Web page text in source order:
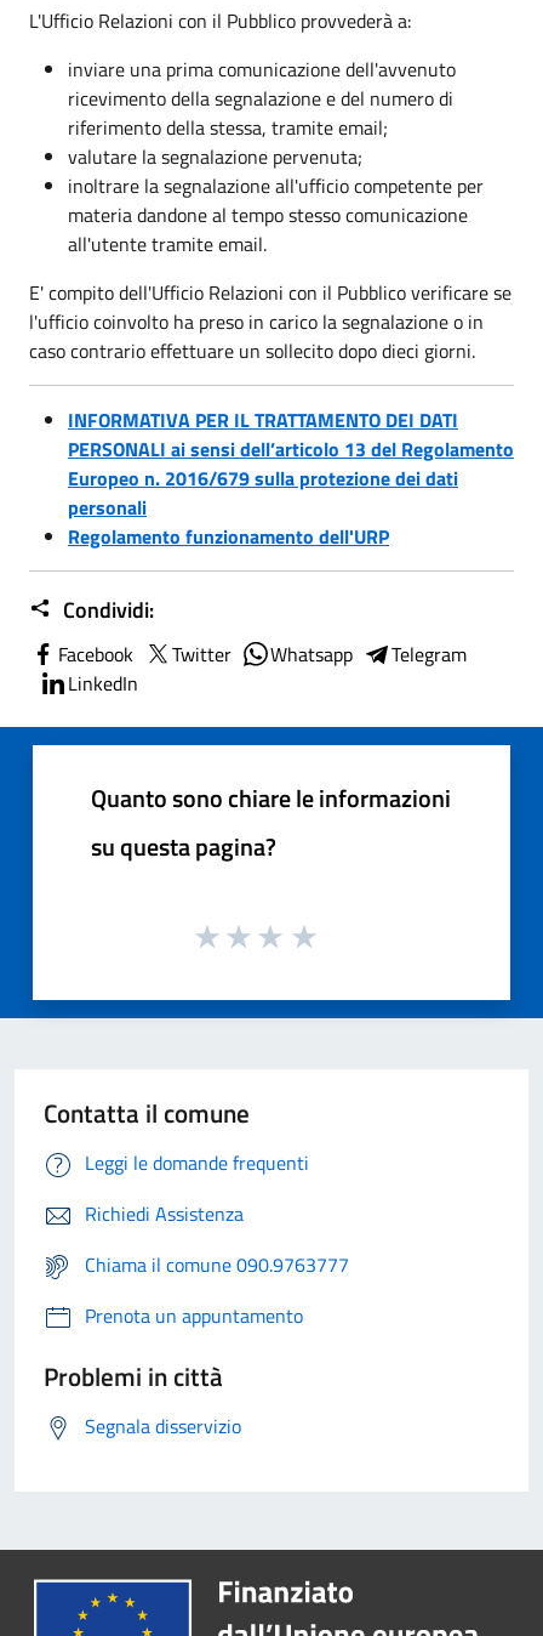
L'Ufficio Relazioni con il Pubblico provvederà a:
inviare una prima comunicazione dell'avvenuto
ricevimento della segnalazione e del numero di
riferimento della stessa, tramite email;
valutare la segnalazione pervenuta;
inoltrare la segnalazione all'ufficio competente per
materia dandone al tempo stesso comunicazione
all'utente tramite email.
E' compito dell'Ufficio Relazioni con il Pubblico verificare se
l'ufficio coinvolto ha preso in carico la segnalazione o in
caso contrario effettuare un sollecito dopo dieci giorni.
INFORMATIVA PER IL TRATTAMENTO DEI DATI
PERSONALI ai sensi dell’articolo 13 del Regolamento
Europeo n. 2016/679 sulla protezione dei dati
personali
Regolamento funzionamento dell'URP
Condividi:
Facebook Twitter Whatsapp
Telegram
LinkedIn
Quanto sono chiare le informazioni
su questa pagina?
Contatta il comune
Leggi le domande frequenti
Richiedi Assistenza
Chiama il comune 090.9763777
Prenota un appuntamento
Problemi in città
Segnala disservizio